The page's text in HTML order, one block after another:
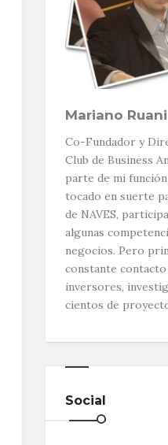
Mariano Ruani
Co-Fundador y
Club de Business
parte de mi
tocado en suerte
de NAVES,
algunas
negocios. Pero
constante
inversores,
cientos de
Social